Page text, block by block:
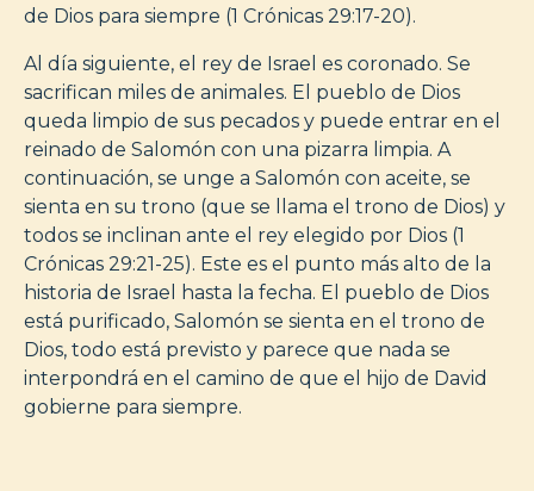
de Dios para siempre (1 Crónicas 29:17-20).
Al día siguiente, el rey de Israel es coronado. Se
sacrifican miles de animales. El pueblo de Dios
queda limpio de sus pecados y puede entrar en el
reinado de Salomón con una pizarra limpia. A
continuación, se unge a Salomón con aceite, se
sienta en su trono (que se llama el trono de Dios) y
todos se inclinan ante el rey elegido por Dios (1
Crónicas 29:21-25). Este es el punto más alto de la
historia de Israel hasta la fecha. El pueblo de Dios
está purificado, Salomón se sienta en el trono de
Dios, todo está previsto y parece que nada se
interpondrá en el camino de que el hijo de David
gobierne para siempre.